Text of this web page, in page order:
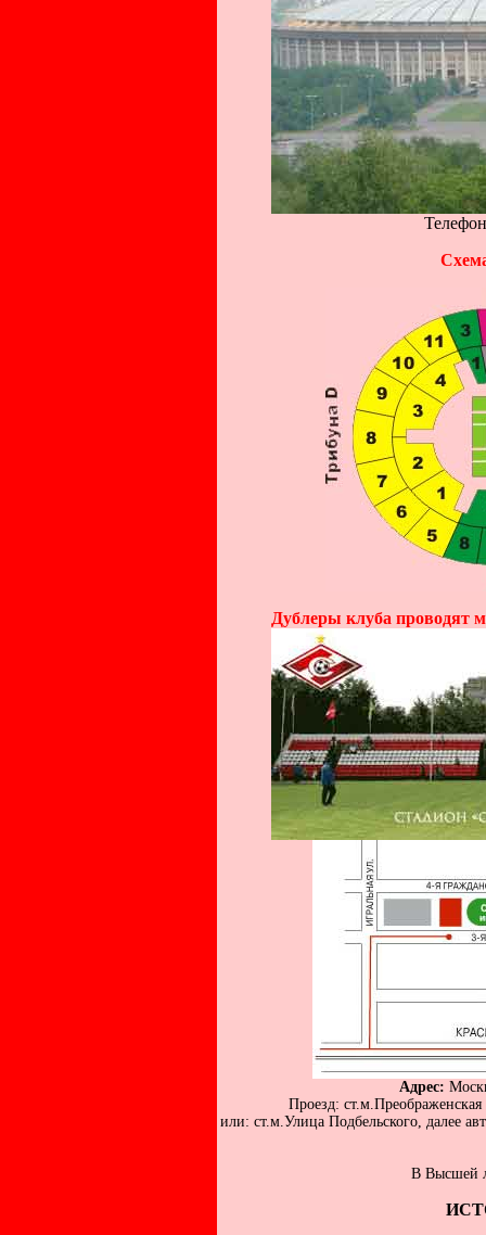
Дублеры клуба проводят
Адрес:
Проезд:
или: ст.м.Улица Подбельского, далее
В Высшей